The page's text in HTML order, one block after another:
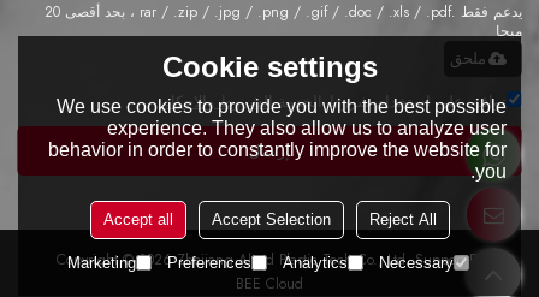
يدعم فقط .rar / .zip / .jpg / .png / .gif / .doc / .xls / .pdf ، بحد أقصى 20
ميجا
ملحق
توافق على استخدام شروط الخدمة,الشروط والاحكام
إرسال
Copyright © 2026Zhejiang Alead Plastic Tech Co., Ltd.Support By
BEE Cloud
Cookie settings
We use cookies to provide you with the best possible
experience. They also allow us to analyze user
behavior in order to constantly improve the website for
you.
Reject All
Accept Selection
Accept all
Necessary
Analytics
Preferences
Marketing